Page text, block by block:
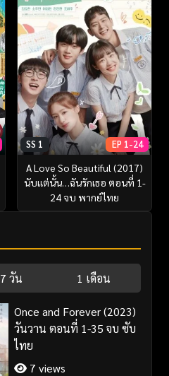
SS 1 EP 1-24
A Love So Beautiful (2017)
นับแต่นั้น…ฉันรักเธอ ตอนที่ 1-
24 จบ พากย์ไทย
7 วัน 1 เดือน
Once and Forever (2023)
วันวาน ตอนที่ 1-35 จบ ซับ
ไทย
7 views